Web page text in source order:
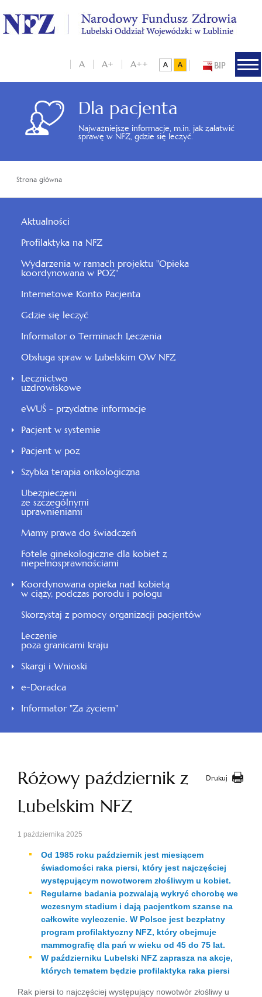
BIP
A A+ A++
Dla pacjenta
Najważniejsze informacje, m.in. jak załatwić
sprawę w NFZ, gdzie się leczyć.
Strona główna
Aktualności
Profilaktyka na NFZ
Wydarzenia w ramach projektu "Opieka
koordynowana w POZ"
Internetowe Konto Pacjenta
Gdzie się leczyć
Informator o Terminach Leczenia
Obsługa spraw w Lubelskim OW NFZ
Lecznictwo
uzdrowiskowe
eWUŚ - przydatne informacje
Pacjent w systemie
Pacjent w poz
Szybka terapia onkologiczna
Ubezpieczeni
ze szczególnymi
uprawnieniami
Mamy prawa do świadczeń
Fotele ginekologiczne dla kobiet z
niepełnosprawnościami
Koordynowana opieka nad kobietą
w ciąży, podczas porodu i połogu
Skorzystaj z pomocy organizacji pacjentów
Leczenie
poza granicami kraju
Skargi i Wnioski
e-Doradca
Informator "Za życiem"
Drukuj
Różowy październik z
Lubelskim NFZ
1 października 2025
Od 1985 roku październik jest miesiącem
świadomości raka piersi, który jest najczęściej
występującym nowotworem złośliwym u kobiet.
Regularne badania pozwalają wykryć chorobę we
wczesnym stadium i dają pacjentkom szanse na
całkowite wyleczenie. W Polsce jest bezpłatny
program profilaktyczny NFZ, który obejmuje
mammografię dla pań w wieku od 45 do 75 lat.
W październiku Lubelski NFZ zaprasza na akcje,
których tematem będzie profilaktyka raka piersi
Rak piersi to najczęściej występujący nowotwór złośliwy u